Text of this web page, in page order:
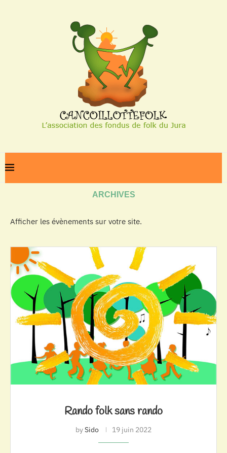
ARCHIVES
Afficher les évènements sur votre site.
Rando folk sans rando
bySido 19 juin 2022